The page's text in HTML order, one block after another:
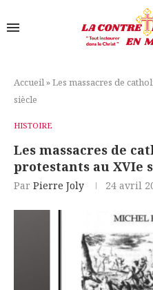
Accueil»Les massacres de
siècle
HISTOIRE
Les massacres de
protestants au XVIe
Par Pierre Joly 24 avril